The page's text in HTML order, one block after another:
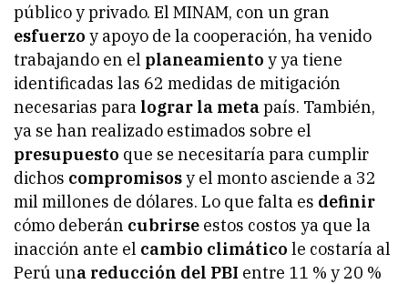
público y privado. El MINAM, con un gran
esfuerzo y apoyo de la cooperación, ha venido
trabajando en el planeamiento y ya tiene
identificadas las 62 medidas de mitigación
necesarias para lograr la metapaís. También,
ya se han realizado estimados sobre el
presupuesto que se necesitaría para cumplir
dichos compromisosy el monto asciende a 32
mil millones de dólares. Lo que falta es definir
cómo deberán cubrirse estos costos ya que la
inacción ante el cambio climático le costaría al
Perú una reducción del PBI entre 11 % y 20 %